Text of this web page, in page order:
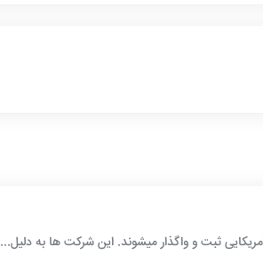
ثبت و واگذار میشوند. این شرکت ها به دلیل...